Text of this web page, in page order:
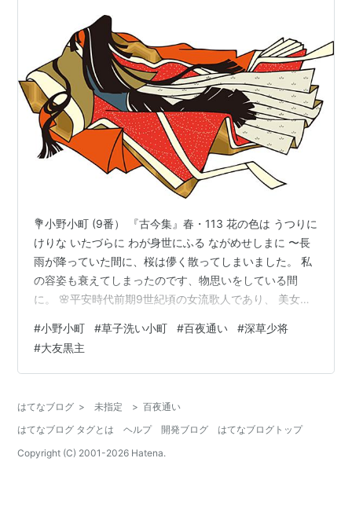
💐小野小町 (9番） 『古今集』春・113 花の色は うつりに
けりな いたづらに わが身世にふる ながめせしまに 〜長
雨が降っていた間に、桜は儚く散ってしまいました。 私
の容姿も衰えてしまったのです、物思いをしている間
に。 🌸平安時代前期9世紀頃の女流歌人であり、 美女の
小町を題材にした謡曲も多く、 『草紙洗小町 そうしあら
いこまち』『通小町 かよいこまち』『鸚鵡小町 おうむこ
まち』 『関寺小町 せきでらこまち』『卒都婆小町 そと
みずこまち』の「七小町ななこまち」があります。 『古
今和歌…
#小野小町 #草子洗い小町 #百夜通い #深草少将
#大友黒主
はてなブログ > 未指定 > 百夜通い
はてなブログ タグとは
ヘルプ 開発ブログ
はてなブログトップ
Copyright (C) 2001-2026 Hatena.